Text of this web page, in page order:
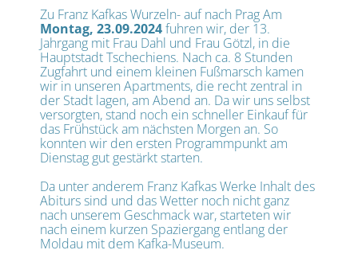
Zu Franz Kafkas Wurzeln- auf nach Prag Am
Montag, 23.09.2024fuhren wir, der 13.
Jahrgang mit Frau Dahl und Frau Götzl, in die
Hauptstadt Tschechiens. Nach ca. 8 Stunden
Zugfahrt und einem kleinen Fußmarsch kamen
wir in unseren Apartments, die recht zentral in
der Stadt lagen, am Abend an. Da wir uns selbst
versorgten, stand noch ein schneller Einkauf für
das Frühstück am nächsten Morgen an. So
konnten wir den ersten Programmpunkt am
Dienstag gut gestärkt starten.
Da unter anderem Franz Kafkas Werke Inhalt des
Abiturs sind und das Wetter noch nicht ganz
nach unserem Geschmack war, starteten wir
nach einem kurzen Spaziergang entlang der
Moldau mit dem Kafka-Museum.